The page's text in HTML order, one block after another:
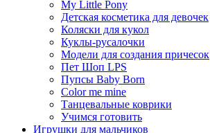
My Little Pony
Детская косметика для девочек
Коляски для кукол
Куклы-русалочки
Модели для создания причесок
Пет Шоп LPS
Пупсы Baby Born
Сolor me mine
Танцевальные коврики
Учимся готовить
Игрушки для мальчиков